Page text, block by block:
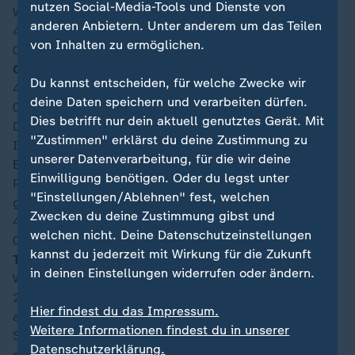
Werke und wird zurückgepfiffen.
45′
00:47
Offizielle Nachspielzeit (Minuten): 5
45′
00:47
Das Momentum schien nur kurz zu kippen, denn der
Irak hat sich innerhalb weniger Minuten selbst um den
Ertrag einer starken ersten Halbzeit gebracht. Die
Partie hat seit der Trinkpause auf jeden Fall an Tempo
gewonnen!
43′
00:44
Tooor für Norwegen, 1:2 durch Erling Haaland
Was für ein Patzer des Irak! Der Asien-Cup-Sieger von
2007 baut hinten seelenruhig auf und ein Rückpass
auf Keeper Hassan wird zur Einladung. Der
Schlussmann geht dem Pass im Fünfmeterraum nicht
nutzen Social-Media-Tools und Dienste von
anderen Anbietern. Unter anderem um das Teilen
von Inhalten zu ermöglichen.
Du kannst entscheiden, für welche Zwecke wir
deine Daten speichern und verarbeiten dürfen.
Dies betrifft nur dein aktuell genutztes Gerät. Mit
"Zustimmen" erklärst du deine Zustimmung zu
unserer Datenverarbeitung, für die wir deine
Einwilligung benötigen. Oder du legst unter
"Einstellungen/Ablehnen" fest, welchen
Zwecken du deine Zustimmung gibst und
welchen nicht. Deine Datenschutzeinstellungen
kannst du jederzeit mit Wirkung für die Zukunft
in deinen Einstellungen widerrufen oder ändern.
Hier findest du das Impressum.
Weitere Informationen findest du in unserer
Datenschutzerklärung.